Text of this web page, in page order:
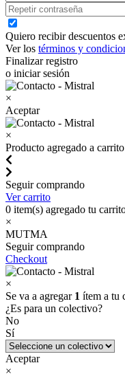
Quiero recibir descuentos
Ver los términos y
Finalizar registro
o iniciar sesión
×
Aceptar
×
Producto agregado a carrito
Seguir comprando
Ver carrito
0 item(s) agregado tu
×
MUTMA
Seguir comprando
Checkout
×
Se va a agregar 1 ítem a tu
¿Es para un colectivo?
No
Sí
Aceptar
×